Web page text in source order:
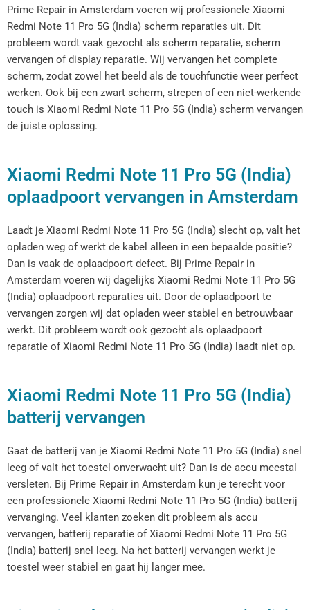
Prime Repair in Amsterdam voeren wij professionele Xiaomi
Redmi Note 11 Pro 5G (India) scherm reparaties uit. Dit
probleem wordt vaak gezocht als scherm reparatie, scherm
vervangen of display reparatie. Wij vervangen het complete
scherm, zodat zowel het beeld als de touchfunctie weer perfect
werken. Ook bij een zwart scherm, strepen of een niet-werkende
touch is Xiaomi Redmi Note 11 Pro 5G (India) scherm vervangen
de juiste oplossing.
Xiaomi Redmi Note 11 Pro 5G (India)
oplaadpoort vervangen in Amsterdam
Laadt je Xiaomi Redmi Note 11 Pro 5G (India) slecht op, valt het
opladen weg of werkt de kabel alleen in een bepaalde positie?
Dan is vaak de oplaadpoort defect. Bij Prime Repair in
Amsterdam voeren wij dagelijks Xiaomi Redmi Note 11 Pro 5G
(India) oplaadpoort reparaties uit. Door de oplaadpoort te
vervangen zorgen wij dat opladen weer stabiel en betrouwbaar
werkt. Dit probleem wordt ook gezocht als oplaadpoort
reparatie of Xiaomi Redmi Note 11 Pro 5G (India) laadt niet op.
Xiaomi Redmi Note 11 Pro 5G (India)
batterij vervangen
Gaat de batterij van je Xiaomi Redmi Note 11 Pro 5G (India) snel
leeg of valt het toestel onverwacht uit? Dan is de accu meestal
versleten. Bij Prime Repair in Amsterdam kun je terecht voor
een professionele Xiaomi Redmi Note 11 Pro 5G (India) batterij
vervanging. Veel klanten zoeken dit probleem als accu
vervangen, batterij reparatie of Xiaomi Redmi Note 11 Pro 5G
(India) batterij snel leeg. Na het batterij vervangen werkt je
toestel weer stabiel en gaat hij langer mee.